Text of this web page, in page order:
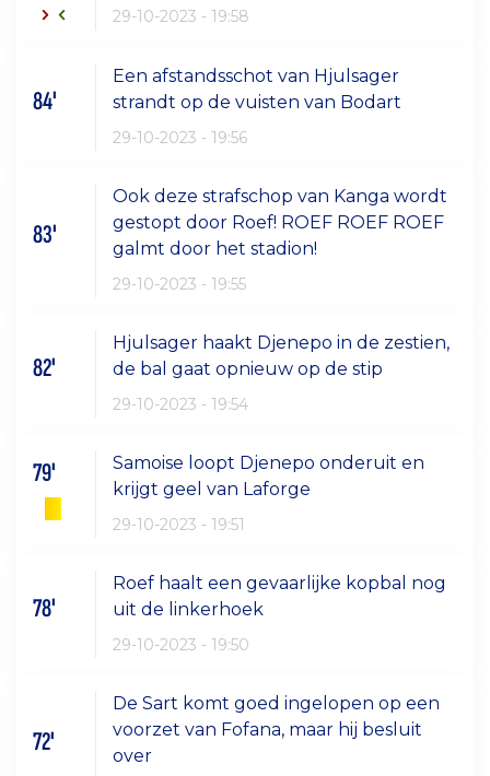
29-10-2023 - 19:58
84'
Een afstandsschot van Hjulsager
strandt op de vuisten van Bodart
29-10-2023 - 19:56
83'
Ook deze strafschop van Kanga wordt
gestopt door Roef! ROEF ROEF ROEF
galmt door het stadion!
29-10-2023 - 19:55
82'
Hjulsager haakt Djenepo in de zestien,
de bal gaat opnieuw op de stip
29-10-2023 - 19:54
79'
Samoise loopt Djenepo onderuit en
krijgt geel van Laforge
29-10-2023 - 19:51
78'
Roef haalt een gevaarlijke kopbal nog
uit de linkerhoek
29-10-2023 - 19:50
72'
De Sart komt goed ingelopen op een
voorzet van Fofana, maar hij besluit
over